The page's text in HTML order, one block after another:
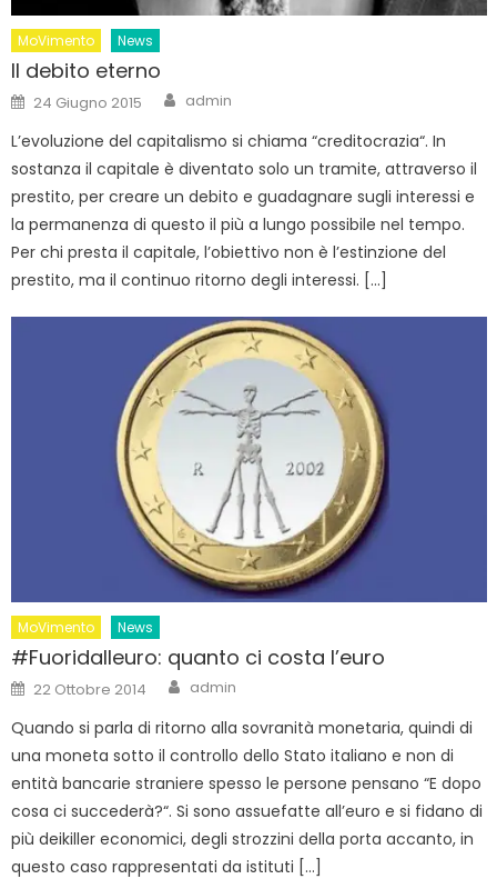
MoVimento News
Il debito eterno
Posted
on
24 Giugno 2015 Author
admin
L’evoluzione del capitalismo si chiama “creditocrazia“. In
sostanza il capitale è diventato solo un tramite, attraverso il
prestito, per creare un debito e guadagnare sugli interessi e
la permanenza di questo il più a lungo possibile nel tempo.
Per chi presta il capitale, l’obiettivo non è l’estinzione del
prestito, ma il continuo ritorno degli interessi. […]
MoVimento News
#Fuoridalleuro: quanto ci costa l’euro
Posted
on
22 Ottobre 2014 Author
admin
Quando si parla di ritorno alla sovranità monetaria, quindi di
una moneta sotto il controllo dello Stato italiano e non di
entità bancarie straniere spesso le persone pensano “E dopo
cosa ci succederà?“. Si sono assuefatte all’euro e si fidano di
più deikiller economici, degli strozzini della porta accanto, in
questo caso rappresentati da istituti […]